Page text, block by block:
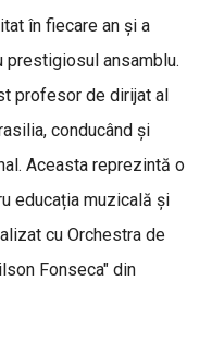
în fiecare an și a
ansamblu.
profesor de dirijat al
conducând și
Aceasta reprezintă o
educația muzicală și
cu Orchestra de
Fonseca" din